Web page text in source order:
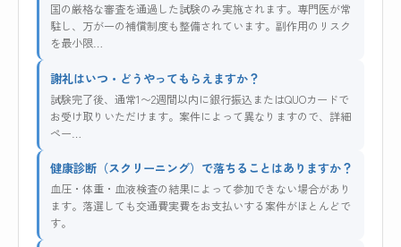
国の厳格な審査を通過した試験のみ実施されます。専門医が常
駐し、万が一の補償制度も整備されています。副作用のリスク
を最小限…
謝礼はいつ・どうやってもらえますか？
試験完了後、通常1〜2週間以内に銀行振込またはQUOカードで
お受け取りいただけます。案件によって異なりますので、詳細
ペー…
健康診断（スクリーニング）で落ちることはありますか？
血圧・体重・血液検査の結果によって参加できない場合があり
ます。落選しても交通費実費をお支払いする案件がほとんどで
す。